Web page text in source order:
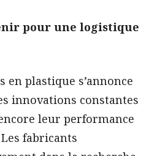
pour une logistique
en plastique s’annonce
innovations constantes
leur performance
fabricants